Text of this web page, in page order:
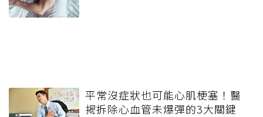
平常沒症狀也可能心肌梗塞！醫
揭拆除心血管未爆彈的3大關鍵